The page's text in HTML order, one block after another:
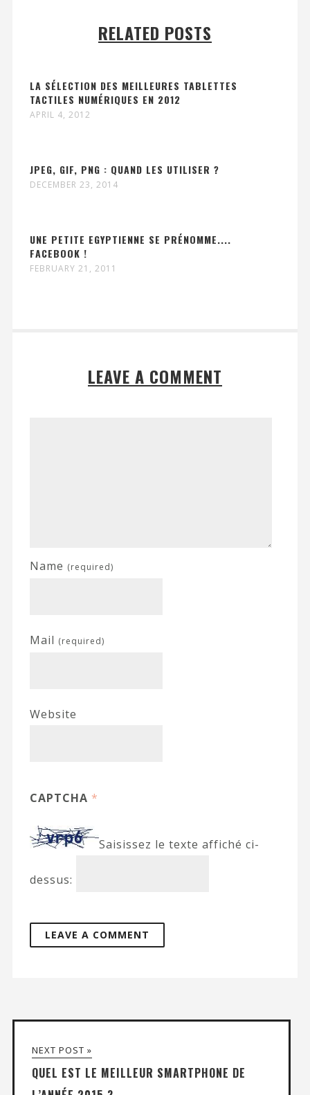
RELATED POSTS
LA SÉLECTION DES MEILLEURES TABLETTES
TACTILES NUMÉRIQUES EN 2012
APRIL 4, 2012
JPEG, GIF, PNG : QUAND LES UTILISER ?
DECEMBER 23, 2014
UNE PETITE EGYPTIENNE SE PRÉNOMME....
FACEBOOK !
FEBRUARY 21, 2011
LEAVE A COMMENT
Name (required)
Mail (required)
Website
CAPTCHA *
Saisissez le texte affiché ci-
dessus:
NEXT POST »
QUEL EST LE MEILLEUR SMARTPHONE DE